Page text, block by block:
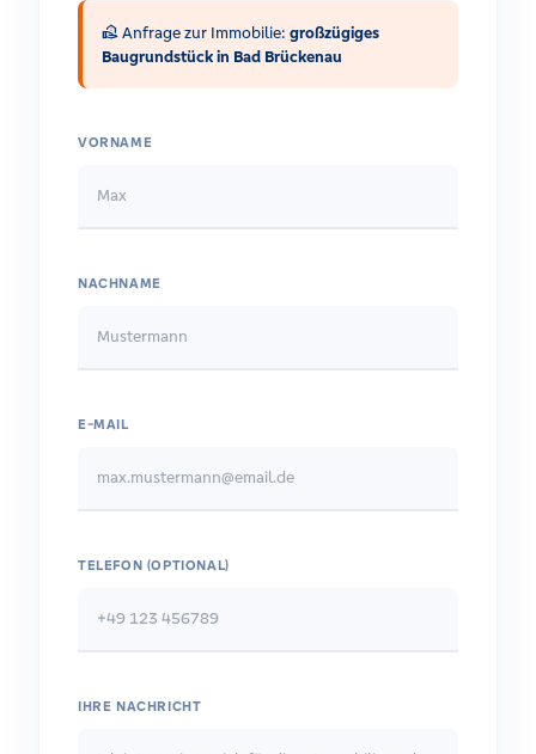
real_estate_agent Anfrage zur Immobilie: großzügiges
Baugrundstück in Bad Brückenau
VORNAME
NACHNAME
E-MAIL
TELEFON (OPTIONAL)
IHRE NACHRICHT